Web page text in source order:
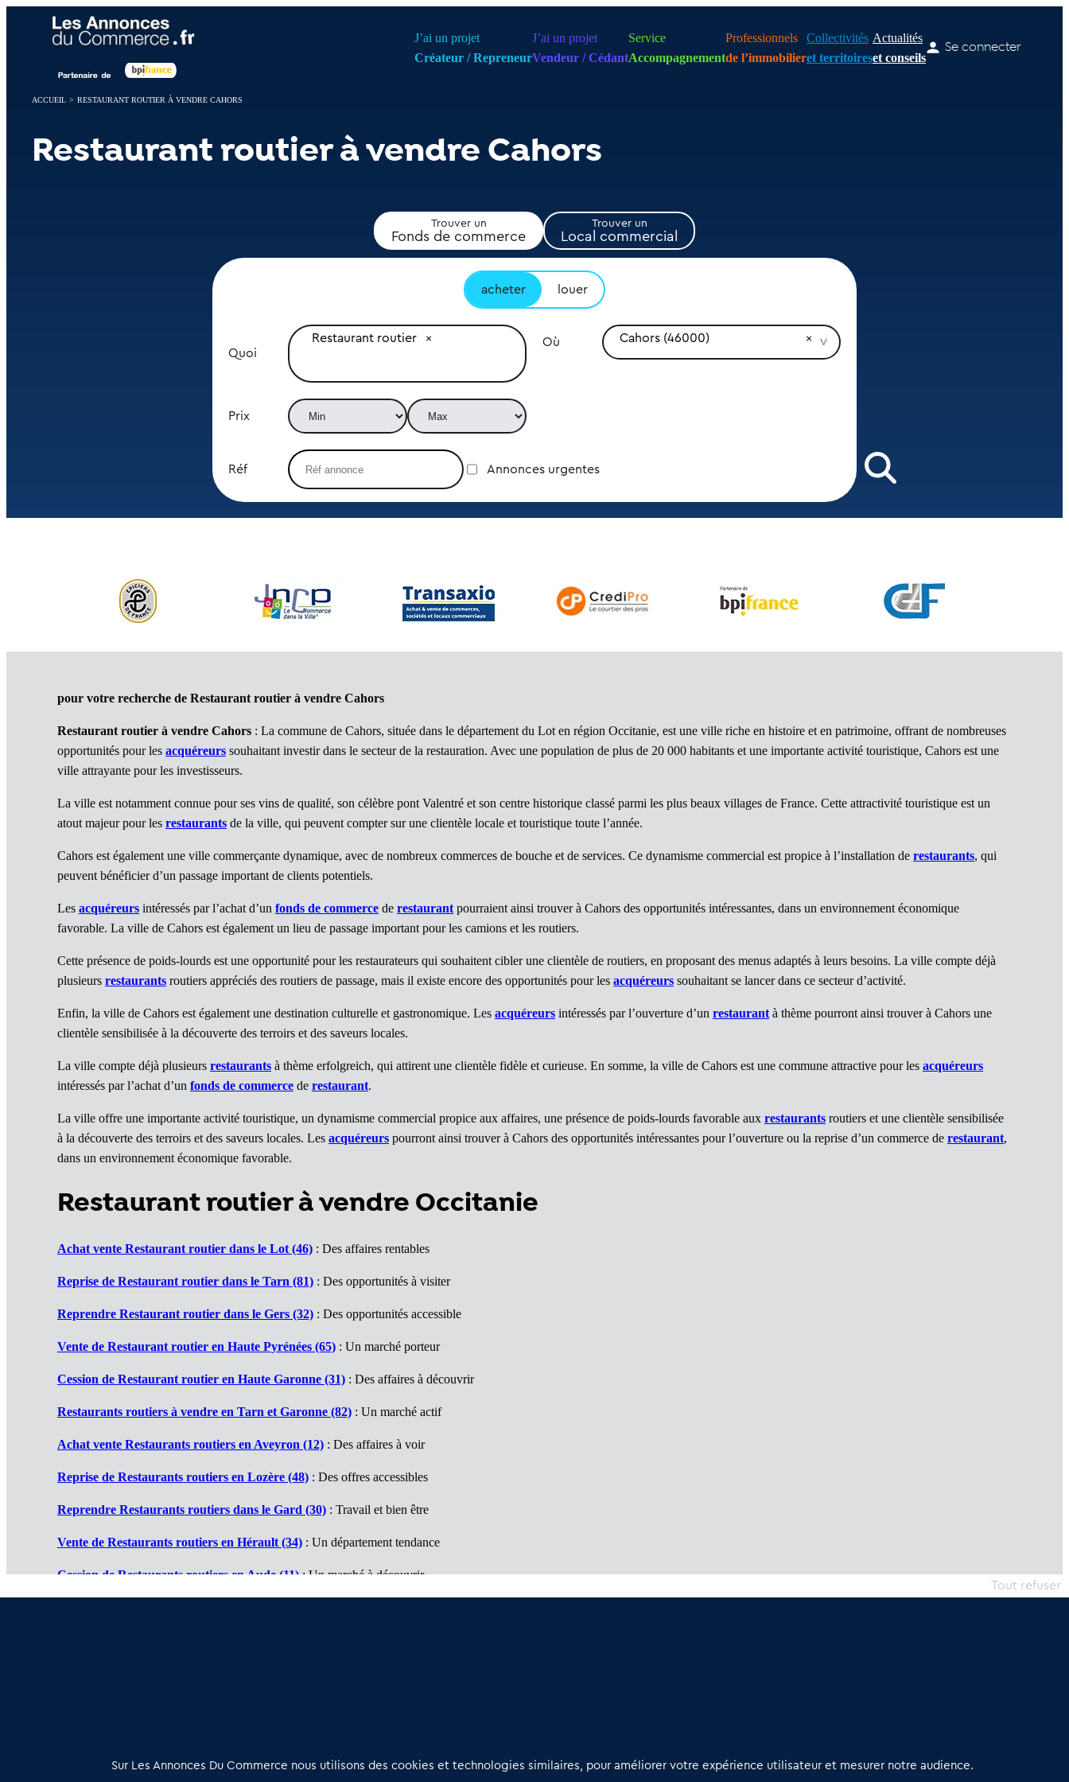
J’ai un projet
Créateur / Repreneur
J’ai un projet
Vendeur / Cédant
Service
Accompagnement
Professionnels
de l’immobilier
Collectivités
et territoires
Actualités
et conseils
Se connecter
ACCUEIL > RESTAURANT ROUTIER À VENDRE CAHORS
Restaurant routier à vendre Cahors
Trouver un
Fonds de commerce
Trouver un
Local commercial
acheter louer
Quoi
Restaurant routier Où Cahors (46000)
Prix
Réf Annonces urgentes
pour votre recherche de Restaurant routier à vendre Cahors
Restaurant routier à vendre Cahors : La commune de Cahors, située dans le département du Lot en région Occitanie, est une ville riche en histoire et en patrimoine, offrant de nombreuses
opportunités pour les acquéreurs souhaitant investir dans le secteur de la restauration. Avec une population de plus de 20 000 habitants et une importante activité touristique, Cahors est une
ville attrayante pour les investisseurs.
La ville est notamment connue pour ses vins de qualité, son célèbre pont Valentré et son centre historique classé parmi les plus beaux villages de France. Cette attractivité touristique est un
atout majeur pour les restaurants de la ville, qui peuvent compter sur une clientèle locale et touristique toute l’année.
Cahors est également une ville commerçante dynamique, avec de nombreux commerces de bouche et de services. Ce dynamisme commercial est propice à l’installation de restaurants, qui
peuvent bénéficier d’un passage important de clients potentiels.
Les acquéreurs intéressés par l’achat d’un fonds de commerce de restaurant pourraient ainsi trouver à Cahors des opportunités intéressantes, dans un environnement économique
favorable. La ville de Cahors est également un lieu de passage important pour les camions et les routiers.
Cette présence de poids-lourds est une opportunité pour les restaurateurs qui souhaitent cibler une clientèle de routiers, en proposant des menus adaptés à leurs besoins. La ville compte déjà
plusieurs restaurants routiers appréciés des routiers de passage, mais il existe encore des opportunités pour les acquéreurs souhaitant se lancer dans ce secteur d’activité.
Enfin, la ville de Cahors est également une destination culturelle et gastronomique. Les acquéreurs intéressés par l’ouverture d’un restaurant à thème pourront ainsi trouver à Cahors une
clientèle sensibilisée à la découverte des terroirs et des saveurs locales.
La ville compte déjà plusieurs restaurants à thème erfolgreich, qui attirent une clientèle fidèle et curieuse. En somme, la ville de Cahors est une commune attractive pour les acquéreurs
intéressés par l’achat d’un fonds de commerce de restaurant.
La ville offre une importante activité touristique, un dynamisme commercial propice aux affaires, une présence de poids-lourds favorable aux restaurants routiers et une clientèle sensibilisée
à la découverte des terroirs et des saveurs locales. Les acquéreurs pourront ainsi trouver à Cahors des opportunités intéressantes pour l’ouverture ou la reprise d’un commerce de restaurant,
dans un environnement économique favorable.
Restaurant routier à vendre Occitanie
Achat vente Restaurant routier dans le Lot (46) : Des affaires rentables
Reprise de Restaurant routier dans le Tarn (81) : Des opportunités à visiter
Reprendre Restaurant routier dans le Gers (32) : Des opportunités accessible
Vente de Restaurant routier en Haute Pyrénées (65) : Un marché porteur
Cession de Restaurant routier en Haute Garonne (31) : Des affaires à découvrir
Restaurants routiers à vendre en Tarn et Garonne (82) : Un marché actif
Achat vente Restaurants routiers en Aveyron (12) : Des affaires à voir
Reprise de Restaurants routiers en Lozère (48) : Des offres accessibles
Reprendre Restaurants routiers dans le Gard (30) : Travail et bien être
Vente de Restaurants routiers en Hérault (34) : Un département tendance
Cession de Restaurants routiers en Aude (11): Un marché à découvrir
02 54 56 03 17
Panneau de gestion des cookies
Sur Les Annonces Du Commerce nous utilisons des cookies et technologies similaires, pour améliorer votre expérience utilisateur et mesurer notre audience.
Tout refuser